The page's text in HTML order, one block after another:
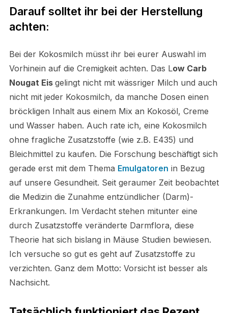
Darauf solltet ihr bei der Herstellung
achten:
Bei der Kokosmilch müsst ihr bei eurer Auswahl im
Vorhinein auf die Cremigkeit achten. Das Low Carb
Nougat Eis gelingt nicht mit wässriger Milch und auch
nicht mit jeder Kokosmilch, da manche Dosen einen
bröckligen Inhalt aus einem Mix an Kokosöl, Creme
und Wasser haben. Auch rate ich, eine Kokosmilch
ohne fragliche Zusatzstoffe (wie z.B. E435) und
Bleichmittel zu kaufen. Die Forschung beschäftigt sich
gerade erst mit dem Thema Emulgatoren in Bezug
auf unsere Gesundheit. Seit geraumer Zeit beobachtet
die Medizin die Zunahme entzündlicher (Darm)-
Erkrankungen. Im Verdacht stehen mitunter eine
durch Zusatzstoffe veränderte Darmflora, diese
Theorie hat sich bislang in Mäuse Studien bewiesen.
Ich versuche so gut es geht auf Zusatzstoffe zu
verzichten. Ganz dem Motto: Vorsicht ist besser als
Nachsicht.